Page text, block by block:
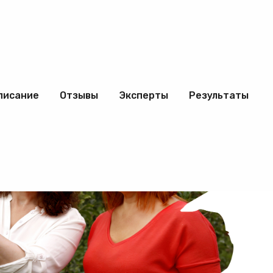
Отзывы Эксперты Результаты